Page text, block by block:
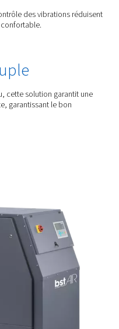
étagées réduisent les
de contrôle des
plus confortable.
souple
continu, cette solution